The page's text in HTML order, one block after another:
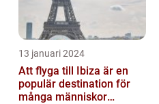
13 januari 2024
Att flyga till Ibiza är en
populär destination för
många människor